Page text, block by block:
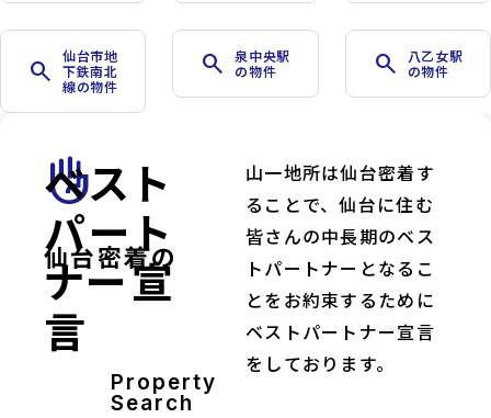
search
仙台市地
下鉄南北
線の物件
search
泉中央駅
の物件
search
八乙女駅
の物件
front_hand
仙台密着の
ベスト
パート
ナー宣
言
Property
Search
山一地所は仙台密着す
ることで、仙台に住む
皆さんの中長期のベス
トパートナーとなるこ
とをお約束するために
ベストパートナー宣言
をしております。